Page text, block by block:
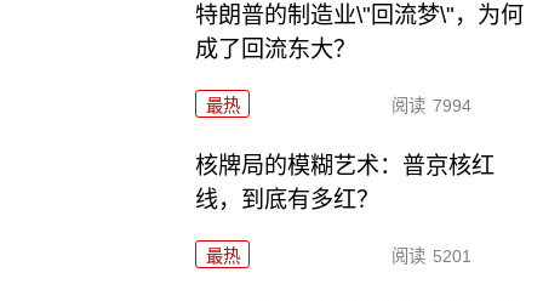
特朗普的制造业\"回流梦\"，为何
成了回流东大？
最热 阅读 7994
核牌局的模糊艺术：普京核红
线，到底有多红？
最热 阅读 5201